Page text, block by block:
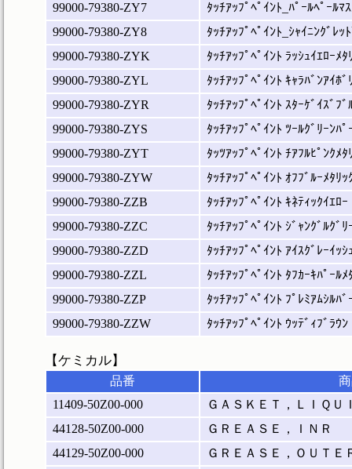
99000-79380-ZY7
ﾀｯﾁｱｯﾌﾟﾍﾟｲﾝﾄ_ﾊﾟｰﾙﾍﾟｰﾙﾏ
99000-79380-ZY8
ﾀｯﾁｱｯﾌﾟﾍﾟｲﾝﾄ_ｼｬｲﾆﾝｸﾞﾚｯ
99000-79380-ZYK
ﾀｯﾁｱｯﾌﾟﾍﾟｲﾝﾄ ﾗｯｼｭｲｴﾛｰﾒﾀ
99000-79380-ZYL
ﾀｯﾁｱｯﾌﾟﾍﾟｲﾝﾄ ｷｬﾗﾊﾞﾝｱｲﾎﾞ
99000-79380-ZYR
ﾀｯﾁｱｯﾌﾟﾍﾟｲﾝﾄ ｽﾀｰｹﾞｲｽﾞﾌﾞ
99000-79380-ZYS
ﾀｯﾁｱｯﾌﾟﾍﾟｲﾝﾄ ﾂｰﾙｸﾞﾘｰﾝﾊﾟ
99000-79380-ZYT
ﾀｯﾂｱｯﾌﾟﾍﾟｲﾝﾄ ﾁｱﾌﾙﾋﾟﾝｸﾒﾀ
99000-79380-ZYW
ﾀｯﾁｱｯﾌﾟﾍﾟｲﾝﾄ ｵﾌﾌﾞﾙｰﾒﾀﾘｯ
99000-79380-ZZB
ﾀｯﾁｱｯﾌﾟﾍﾟｲﾝﾄ ｷﾈﾃｨｯｸｲｴﾛｰ
99000-79380-ZZC
ﾀｯﾁｱｯﾌﾟﾍﾟｲﾝﾄ ｼﾞｬﾝｸﾞﾙｸﾞﾘ
99000-79380-ZZD
ﾀｯﾁｱｯﾌﾟﾍﾟｲﾝﾄ ｱｲｽｸﾞﾚｰｲｯｼ
99000-79380-ZZL
ﾀｯﾁｱｯﾌﾟﾍﾟｲﾝﾄ ﾀﾌｶｰｷﾊﾟｰﾙﾒ
99000-79380-ZZP
ﾀｯﾁｱｯﾌﾟﾍﾟｲﾝﾄ ﾌﾟﾚﾐｱﾑｼﾙﾊﾞ
99000-79380-ZZW
ﾀｯﾁｱｯﾌﾟﾍﾟｲﾝﾄ ｳｯﾃﾞｨﾌﾞﾗｳﾝ
【ケミカル】
品番
11409-50Z00-000
ＧＡＳＫＥＴ，ＬＩＱＵ
44128-50Z00-000
ＧＲＥＡＳＥ，ＩＮＲ
44129-50Z00-000
ＧＲＥＡＳＥ，ＯＵＴＥ